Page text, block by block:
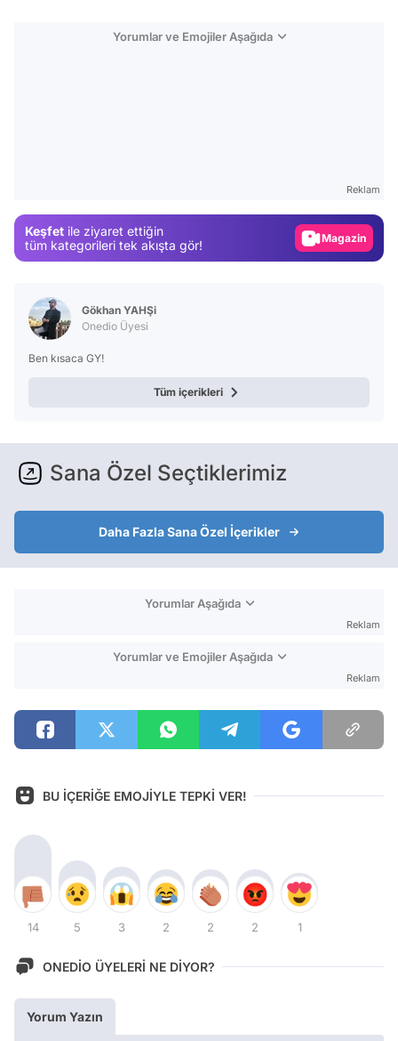
Yorumlar ve Emojiler Aşağıda
Reklam
Keşfet ile ziyaret ettiğin
tüm kategorileri tek akışta gör!
Magazin
Gökhan YAHŞi
Onedio Üyesi
Ben kısaca GY!
Tüm içerikleri
Sana Özel Seçtiklerimiz
Daha Fazla Sana Özel İçerikler
Yorumlar Aşağıda
Reklam
Yorumlar ve Emojiler Aşağıda
Reklam
BU İÇERİĞE EMOJİYLE TEPKİ VER!
14 5 3 2 2 2 1
ONEDİO ÜYELERİ NE DİYOR?
Yorum Yazın